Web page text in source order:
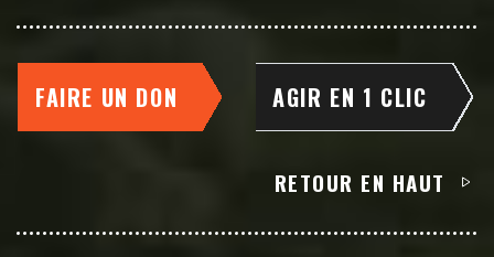
FAIRE UN DON AGIR EN 1 CLIC
RETOUR EN HAUT